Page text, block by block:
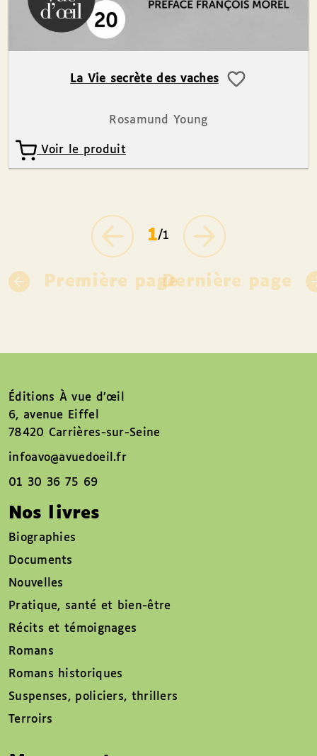
La Vie secrète des vaches
Rosamund Young
Voir le produit
Première page
1/1
Dernière page
Éditions À vue d’œil
6, avenue Eiffel
78420 Carrières-sur-Seine
infoavo@avuedoeil.fr
01 30 36 75 69
Nos livres
Biographies
Documents
Nouvelles
Pratique, santé et bien-être
Récits et témoignages
Romans
Romans historiques
Suspenses, policiers, thrillers
Terroirs